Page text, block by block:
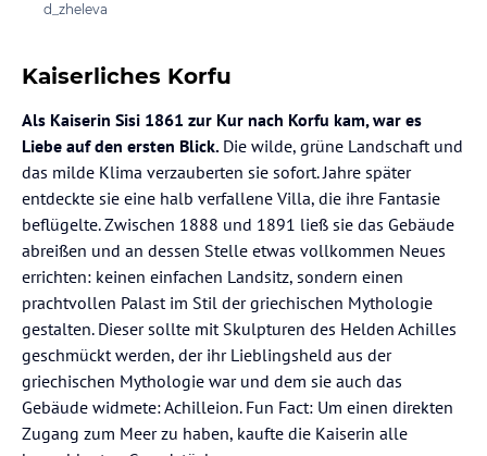
d_zheleva
Kaiserliches Korfu
Als Kaiserin Sisi 1861 zur Kur nach Korfu kam, war es
Liebe auf den ersten Blick. Die wilde, grüne Landschaft und
das milde Klima verzauberten sie sofort. Jahre später
entdeckte sie eine halb verfallene Villa, die ihre Fantasie
beflügelte. Zwischen 1888 und 1891 ließ sie das Gebäude
abreißen und an dessen Stelle etwas vollkommen Neues
errichten: keinen einfachen Landsitz, sondern einen
prachtvollen Palast im Stil der griechischen Mythologie
gestalten. Dieser sollte mit Skulpturen des Helden Achilles
geschmückt werden, der ihr Lieblingsheld aus der
griechischen Mythologie war und dem sie auch das
Gebäude widmete: Achilleion. Fun Fact: Um einen direkten
Zugang zum Meer zu haben, kaufte die Kaiserin alle